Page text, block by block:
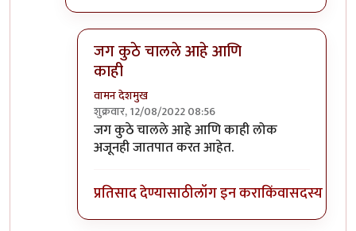
जग कुठे चालले आहे आणि
काही
वामन देशमुख
शुक्रवार, 12/08/2022 08:56
In reply to।byभृशुंडी
जग कुठे चालले आहे आणि काही लोक
अजूनही जातपात करत आहेत.
प्रतिसाद देण्यासाठीलॉग इन कराकिंवासदस्य व्हा